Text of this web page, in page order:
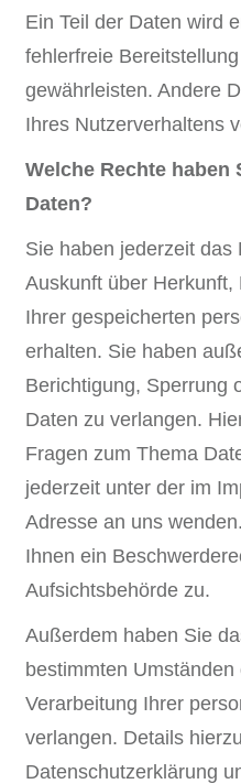
Ein Teil der Daten wird
fehlerfreie
gewährleisten. Andere
Ihres Nutzerverhaltens
Welche Rechte haben
Daten?
Sie haben jederzeit das
Auskunft über
Ihrer gespeicherten
erhalten. Sie haben
Berichtigung, Sperrung
Daten zu verlangen.
Fragen zum Thema
jederzeit unter der im
Adresse an uns
Ihnen ein
Aufsichtsbehörde zu.
Außerdem haben Sie
bestimmten
Verarbeitung Ihrer
verlangen. Details
Datenschutzerklärung